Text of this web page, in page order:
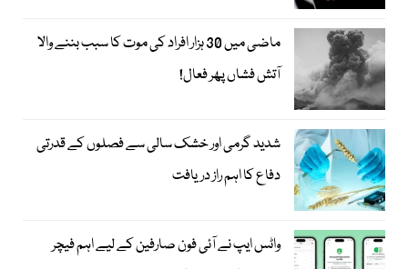
ماضی میں 30 ہزار افراد کی موت کا سبب بننے والا
آتش فشاں پھر فعال!
شدید گرمی اور خشک سالی سے فصلوں کے قدرتی
دفاع کا اہم راز دریافت
واٹس ایپ نے آئی فون صارفین کے لیے اہم فیچر